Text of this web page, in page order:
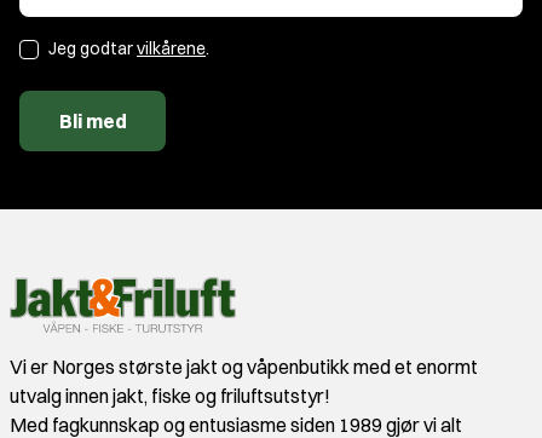
Jeg godtarvilkårene.
Bli med
Vi er Norges største jakt og våpenbutikk med et enormt
utvalg innen jakt, fiske og friluftsutstyr!
Med fagkunnskap og entusiasme siden 1989 gjør vi alt